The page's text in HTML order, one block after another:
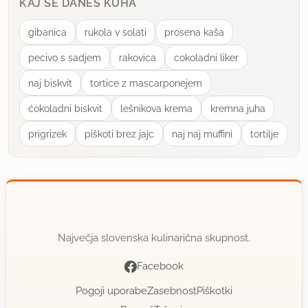
Zdrob sem skuhala po navodilih na embalaži - na
1/4 l mleka damo 2-3 žlice zdroba.
Uporabila sem 1 l mleka in sem vanj zakuhala 8 žlic
zdroba.
uporabno
čoko
kuskusom pa ravno prav...
KAJ SE DANES KUHA
gibanica rukola v solati prosena kaša
pecivo s sadjem rakovica cokoladni liker
naj biskvit tortice z mascarponejem
ćokoladni biskvit lešnikova krema kremna juha
prigrizek piškoti brez jajc naj naj muffini tortilje
Največja slovenska kulinarična skupnost.
Facebook
Pogoji uporabeZasebnostPiškotki